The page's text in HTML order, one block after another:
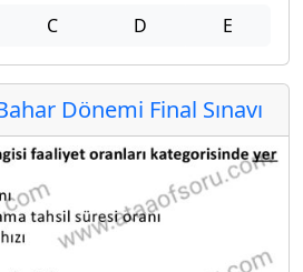
C D E
Dönemi Final Sınavı